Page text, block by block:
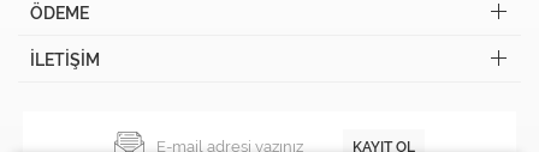
ÖDEME
İLETİŞİM
KAYIT OL